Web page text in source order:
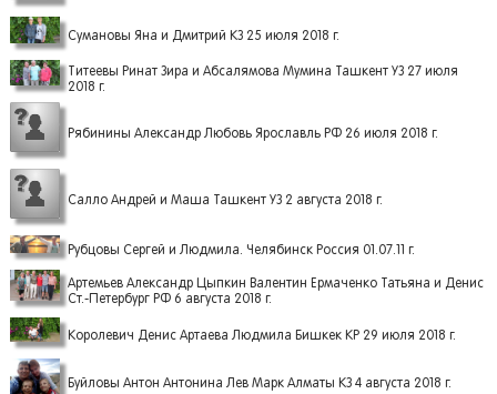
Сумановы Яна и Дмитрий КЗ 25 июля 2018 г.
Титеевы Ринат Зира и Абсалямова Мумина Ташкент УЗ 27 июля
2018 г.
Рябинины Александр Любовь Ярославль РФ 26 июля 2018 г.
Салло Андрей и Маша Ташкент УЗ 2 августа 2018 г.
Рубцовы Сергей и Людмила. Челябинск Россия 01.07.11 г.
Артемьев Александр Цыпкин Валентин Ермаченко Татьяна и Денис
Ст.-Петербург РФ 6 августа 2018 г.
Королевич Денис Артаева Людмила Бишкек КР 29 июля 2018 г.
Буйловы Антон Антонина Лев Марк Алматы КЗ 4 августа 2018 г.